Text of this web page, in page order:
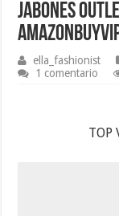
Jabones
ella_fashionist
1 comentario
TOP